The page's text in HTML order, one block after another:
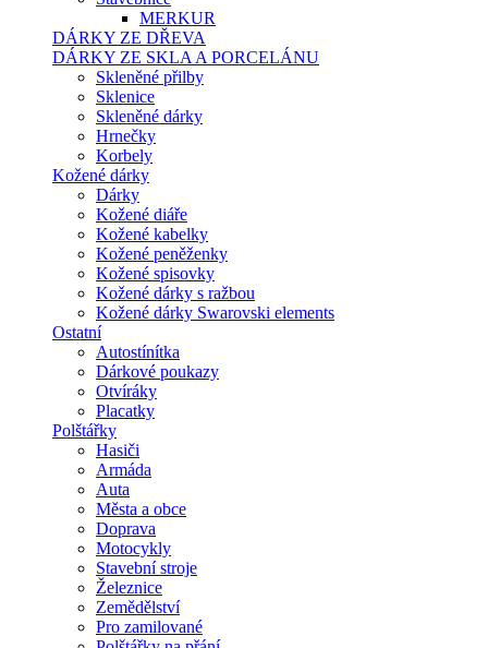
MERKUR
DÁRKY ZE DŘEVA
DÁRKY ZE SKLA A PORCELÁNU
Skleněné přilby
Sklenice
Skleněné dárky
Hrnečky
Korbely
Kožené dárky
Dárky
Kožené diáře
Kožené kabelky
Kožené peněženky
Kožené spisovky
Kožené dárky s ražbou
Kožené dárky Swarovski elements
Ostatní
Autostínítka
Dárkové poukazy
Otvíráky
Placatky
Polštářky
Hasiči
Armáda
Auta
Města a obce
Doprava
Motocykly
Stavební stroje
Železnice
Zemědělství
Pro zamilované